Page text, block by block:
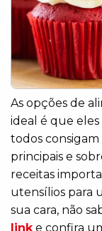
As opções de
ideal é que
todos
principais e
receitas
utensílios para
sua cara, não
linke confira